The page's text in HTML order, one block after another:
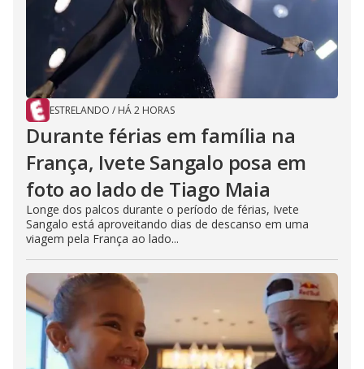
ESTRELANDO / HÁ 2 HORAS
Durante férias em família na
França, Ivete Sangalo posa em
foto ao lado de Tiago Maia
Longe dos palcos durante o período de férias, Ivete
Sangalo está aproveitando dias de descanso em uma
viagem pela França ao lado...